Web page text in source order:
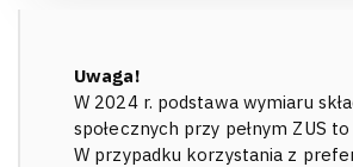
Uwaga!
W 2024 r. podstawa wymiaru
społecznych przy pełnym ZUS
W przypadku korzystania z